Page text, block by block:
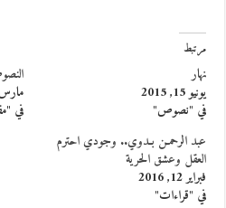
مرتبط
نهار
يونيو 15, 2015
في "نصوص"
مارس 22,
في
عبد الرحمـن بـدوي.. وجودي احترم
العقل وعشق الحرية
فبراير 12, 2016
في "قراءات"